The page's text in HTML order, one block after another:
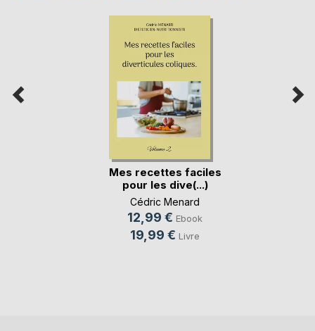
Mes recettes faciles
pour les dive(...)
Cédric Menard
12,99 € Ebook
19,99 € Livre